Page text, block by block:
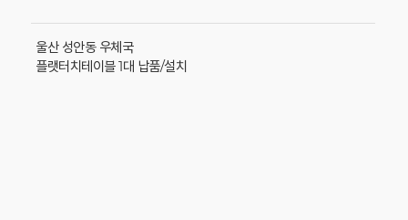
울산 성안동 우체국
플랫터치테이블 1대 납품/설치